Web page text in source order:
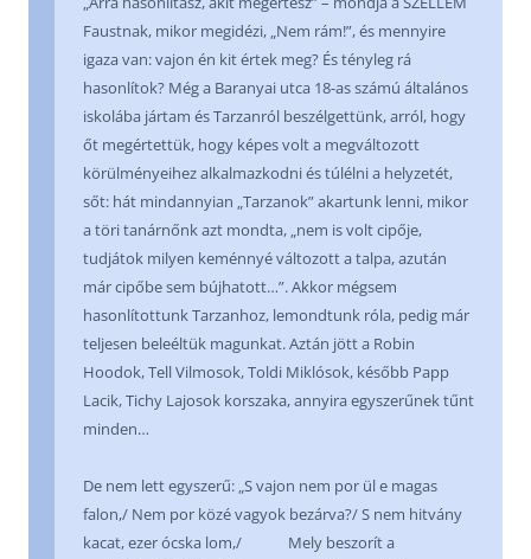
Faustnak, mikor megidézi, „Nem rám!”, és mennyire
igaza van: vajon én kit értek meg? És tényleg rá
hasonlítok? Még a Baranyai utca 18-as számú általános
iskolába jártam és Tarzanról beszélgettünk, arról, hogy
őt megértettük, hogy képes volt a megváltozott
körülményeihez alkalmazkodni és túlélni a helyzetét,
sőt: hát mindannyian „Tarzanok” akartunk lenni, mikor
a töri tanárnőnk azt mondta, „nem is volt cipője,
tudjátok milyen keménnyé változott a talpa, azután
már cipőbe sem bújhatott…”. Akkor mégsem
hasonlítottunk Tarzanhoz, lemondtunk róla, pedig már
teljesen beleéltük magunkat. Aztán jött a Robin
Hoodok, Tell Vilmosok, Toldi Miklósok, később Papp
Lacik, Tichy Lajosok korszaka, annyira egyszerűnek tűnt
minden…
De nem lett egyszerű: „S vajon nem por ül e magas
falon,/ Nem por közé vagyok bezárva?/ S nem hitvány
kacat, ezer ócska lom,/ Mely beszorít a